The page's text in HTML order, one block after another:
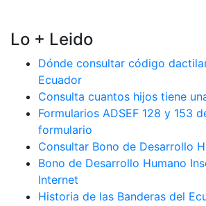
Lo + Leido
Dónde consultar código
Ecuador
Consulta cuantos hijos tiene
Formularios ADSEF 128 y 153
formulario
Consultar Bono de Desarrollo
Bono de Desarrollo Humano
Internet
Historia de las Banderas del